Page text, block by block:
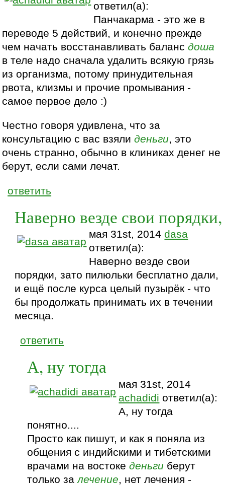
ответил(а):
Панчакарма - это же в
переводе 5 действий, и конечно прежде
чем начать восстанавливать балансдоша
в теле надо сначала удалить всякую грязь
из организма, потому принудительная
рвота, клизмы и прочие промывания -
самое первое дело :)
Честно говоря удивлена, что за
консультацию с вас взялиденьги, это
очень странно, обычно в клиниках денег не
берут, если сами лечат.
ответить
Наверно везде свои порядки,
мая 31st, 2014dasa
ответил(а):
Наверно везде свои
порядки, зато пилюльки бесплатно дали,
и ещё после курса целый пузырёк - что
бы продолжать принимать их в течении
месяца.
ответить
А, ну тогда
мая 31st, 2014
achadidi ответил(а):
А, ну тогда
понятно....
Просто как пишут, и как я поняла из
общения с индийскими и тибетскими
врачами на востокеденьги берут
только залечение, нет лечения -